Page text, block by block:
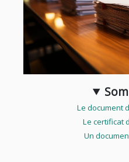
Le document
Le certificat
Un